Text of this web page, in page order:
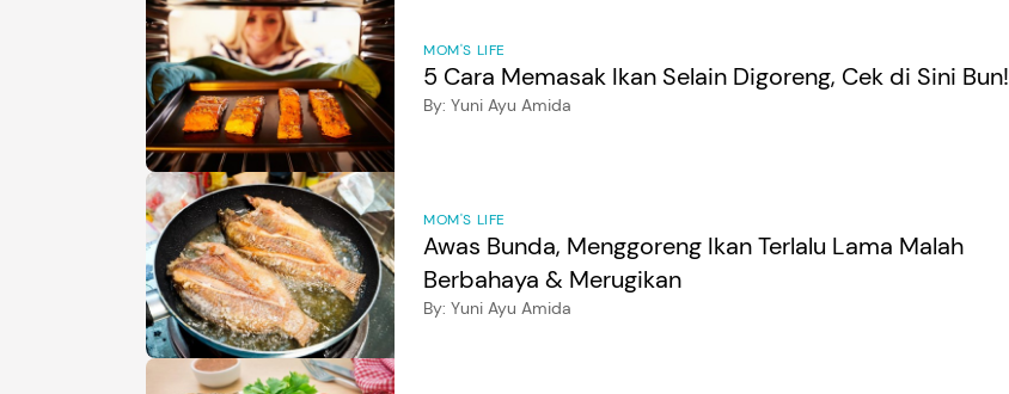
MOM'S LIFE
5 Cara Memasak Ikan Selain Digoreng, Cek di Sini Bun!
By: Yuni Ayu Amida
MOM'S LIFE
Awas Bunda, Menggoreng Ikan Terlalu Lama Malah
Berbahaya & Merugikan
By: Yuni Ayu Amida